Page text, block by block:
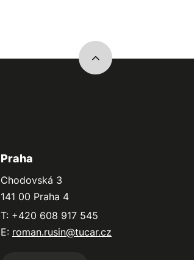
Praha
Chodovská 3
141 00 Praha 4
T: +420 608 917 545
E: roman.rusin@tucar.cz